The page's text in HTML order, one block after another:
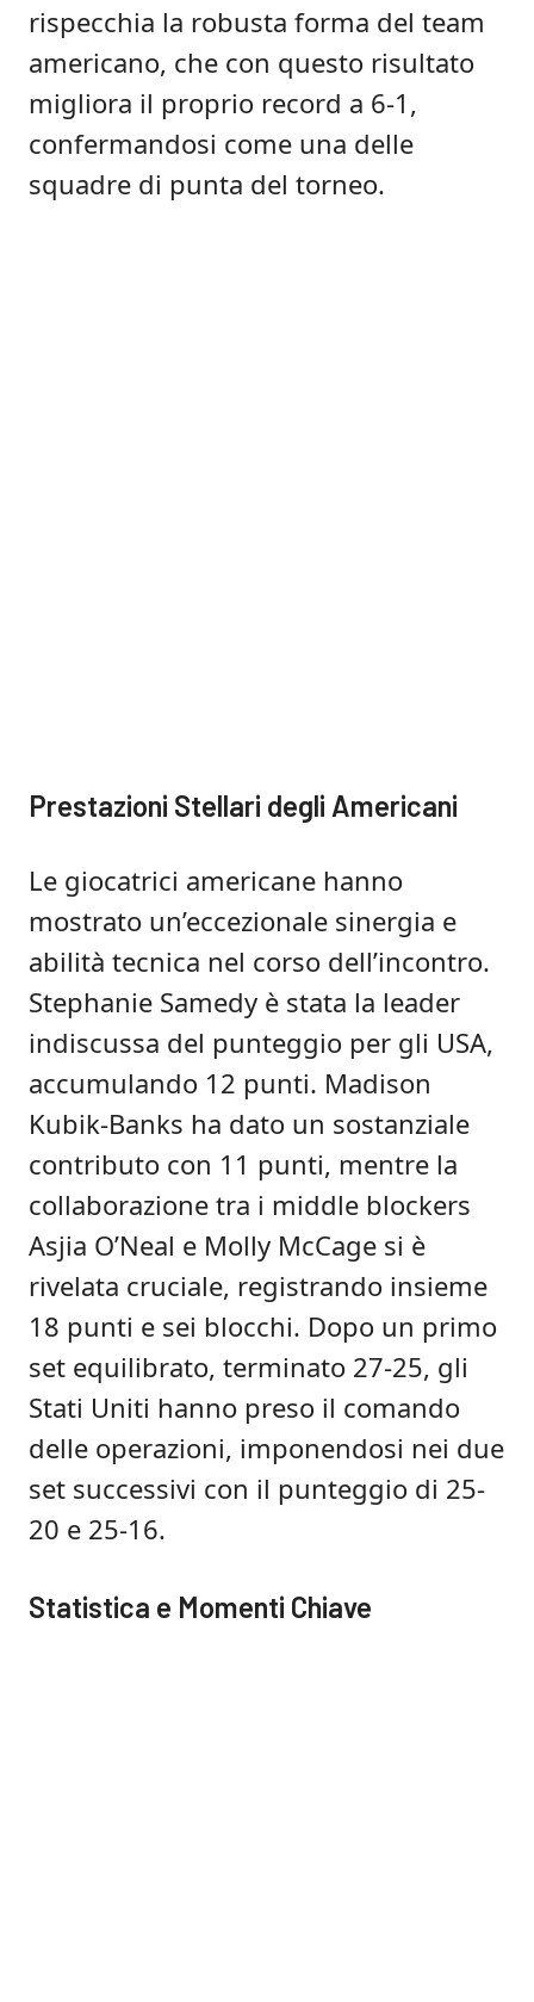
rispecchia la robusta forma del team
americano, che con questo risultato
migliora il proprio record a 6-1,
confermandosi come una delle
squadre di punta del torneo.
Prestazioni Stellari degli Americani
Le giocatrici americane hanno
mostrato un’eccezionale sinergia e
abilità tecnica nel corso dell’incontro.
Stephanie Samedy è stata la leader
indiscussa del punteggio per gli USA,
accumulando 12 punti. Madison
Kubik-Banks ha dato un sostanziale
contributo con 11 punti, mentre la
collaborazione tra i middle blockers
Asjia O’Neal e Molly McCage si è
rivelata cruciale, registrando insieme
18 punti e sei blocchi. Dopo un primo
set equilibrato, terminato 27-25, gli
Stati Uniti hanno preso il comando
delle operazioni, imponendosi nei due
set successivi con il punteggio di 25-
20 e 25-16.
Statistica e Momenti Chiave